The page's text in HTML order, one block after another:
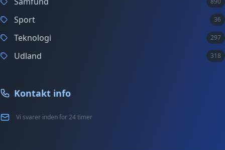
Sport 36
Teknologi 297
Udland 318
Kontakt info
Vi svarer inden for 24 timer